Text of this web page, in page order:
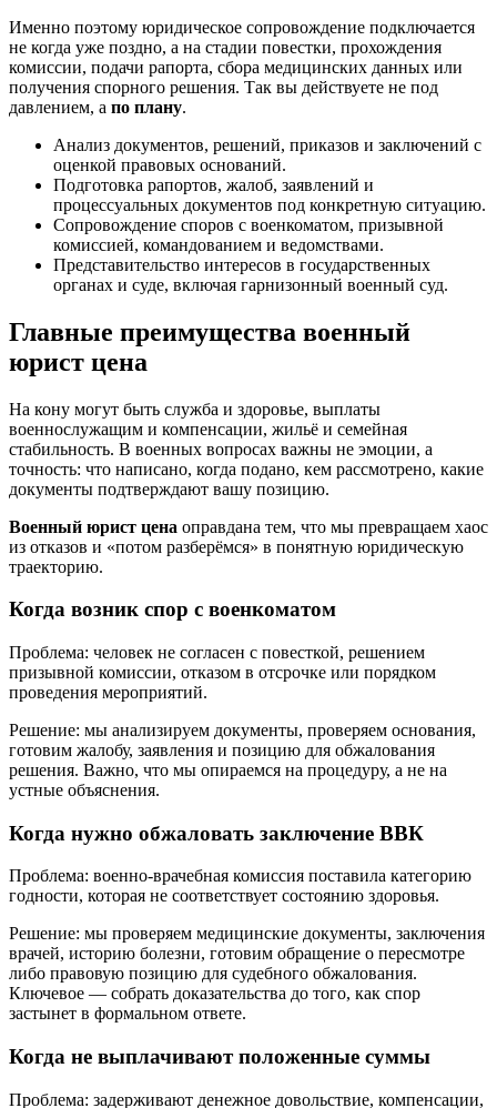
Именно поэтому юридическое сопровождение подключается
не когда уже поздно, а на стадии повестки, прохождения
комиссии, подачи рапорта, сбора медицинских данных или
получения спорного решения. Так вы действуете не под
давлением, а по плану.
Анализ документов, решений, приказов и заключений с
оценкой правовых оснований.
Подготовка рапортов, жалоб, заявлений и
процессуальных документов под конкретную ситуацию.
Сопровождение споров с военкоматом, призывной
комиссией, командованием и ведомствами.
Представительство интересов в государственных
органах и суде, включая гарнизонный военный суд.
Главные преимущества военный
юрист цена
На кону могут быть служба и здоровье, выплаты
военнослужащим и компенсации, жильё и семейная
стабильность. В военных вопросах важны не эмоции, а
точность: что написано, когда подано, кем рассмотрено, какие
документы подтверждают вашу позицию.
Военный юрист цена оправдана тем, что мы превращаем хаос
из отказов и «потом разберёмся» в понятную юридическую
траекторию.
Когда возник спор с военкоматом
Проблема: человек не согласен с повесткой, решением
призывной комиссии, отказом в отсрочке или порядком
проведения мероприятий.
Решение: мы анализируем документы, проверяем основания,
готовим жалобу, заявления и позицию для обжалования
решения. Важно, что мы опираемся на процедуру, а не на
устные объяснения.
Когда нужно обжаловать заключение ВВК
Проблема: военно-врачебная комиссия поставила категорию
годности, которая не соответствует состоянию здоровья.
Решение: мы проверяем медицинские документы, заключения
врачей, историю болезни, готовим обращение о пересмотре
либо правовую позицию для судебного обжалования.
Ключевое — собрать доказательства до того, как спор
застынет в формальном ответе.
Когда не выплачивают положенные суммы
Проблема: задерживают денежное довольствие, компенсации,